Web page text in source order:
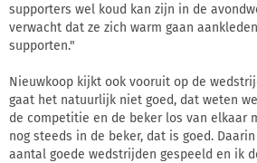
supporters wel koud kan zijn in de
verwacht dat ze zich warm gaan
supporten."
Nieuwkoop kijkt ook vooruit op de
gaat het natuurlijk niet goed, dat weten
de competitie en de beker los van elkaar
nog steeds in de beker, dat is goed.
aantal goede wedstrijden gespeeld en ik